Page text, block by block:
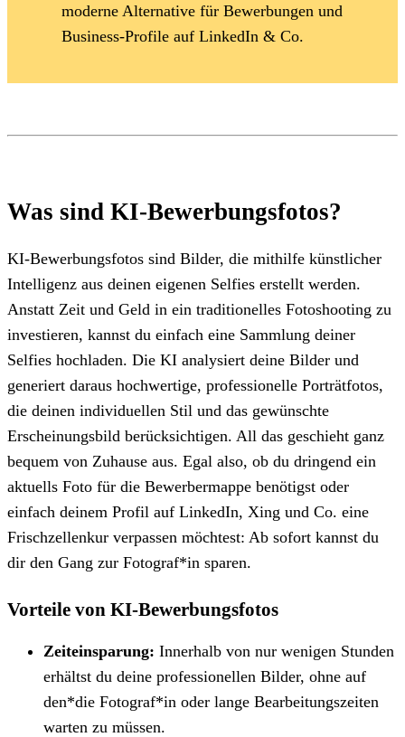
moderne Alternative für Bewerbungen und
Business-Profile auf LinkedIn & Co.
⁠Was sind KI-Bewerbungsfotos?
KI-Bewerbungsfotos sind Bilder, die mithilfe künstlicher
Intelligenz aus deinen eigenen Selfies erstellt werden.
Anstatt Zeit und Geld in ein traditionelles Fotoshooting zu
investieren, kannst du einfach eine Sammlung deiner
Selfies hochladen. Die KI analysiert deine Bilder und
generiert daraus hochwertige, professionelle Porträtfotos,
die deinen individuellen Stil und das gewünschte
Erscheinungsbild berücksichtigen. All das geschieht ganz
bequem von Zuhause aus. Egal also, ob du dringend ein
aktuells Foto für die Bewerbermappe benötigst oder
einfach deinem Profil auf LinkedIn, Xing und Co. eine
Frischzellenkur verpassen möchtest: Ab sofort kannst du
dir den Gang zur Fotograf*in sparen.
Vorteile von KI-Bewerbungsfotos
Zeiteinsparung: Innerhalb von nur wenigen Stunden
erhältst du deine professionellen Bilder, ohne auf
den*die Fotograf*in oder lange Bearbeitungszeiten
warten zu müssen.